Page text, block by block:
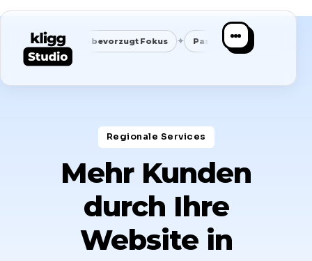
Google bevorzugt Fokus ✦ Passende Anfragen statt Masse
Regionale Services​
Mehr Kunden
durch Ihre
Website in